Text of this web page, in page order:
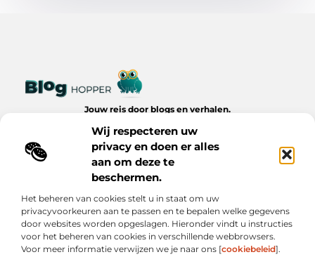
Wij respecteren uw
privacy en doen er alles
aan om deze te
beschermen.
Het beheren van cookies stelt u in staat om uw
privacyvoorkeuren aan te passen en te bepalen welke gegevens
door websites worden opgeslagen. Hieronder vindt u instructies
voor het beheren van cookies in verschillende webbrowsers.
Voor meer informatie verwijzen we je naar ons [cookiebeleid].
Jouw reis door blogs en verhalen.
dagelijks leven op Bloghopper.nl.
Bericht categorie
Onze informatie